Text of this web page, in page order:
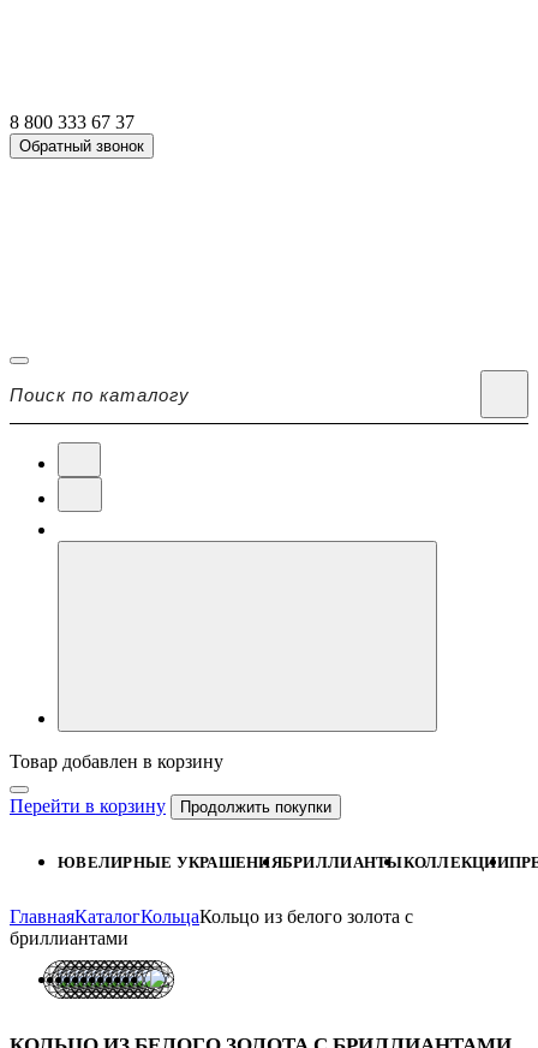
8 800 333 67 37
Обратный звонок
Товар добавлен в корзину
Перейти в корзину Продолжить покупки
ЮВЕЛИРНЫЕ УКРАШЕНИЯБРИЛЛИАНТЫКОЛЛЕКЦИИ
ГлавнаяКаталогКольцаКольцо из белого золота с
бриллиантами